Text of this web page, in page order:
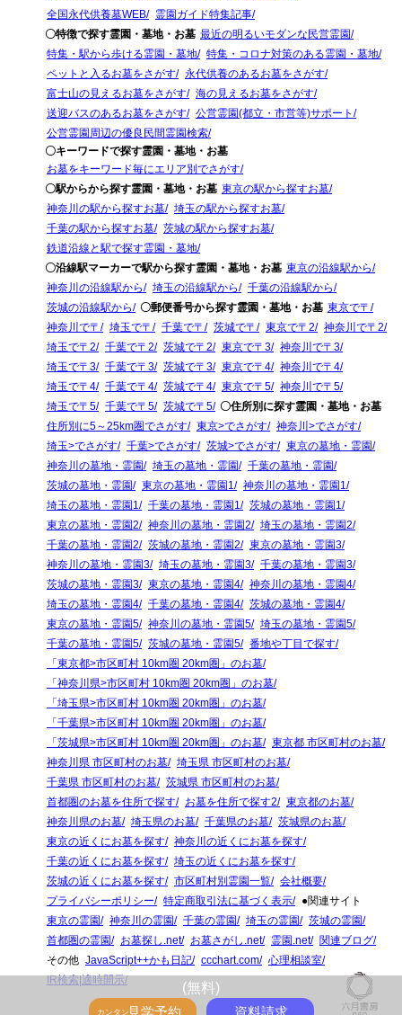
(無料)
全国永代供養墓WEB
霊園ガイド特集記事
〇特徴で探す霊園・墓地・お墓 最近の明るいモダンな民営霊園
特集・駅から歩ける霊園・墓地
特集・コロナ対策のある霊園・墓地
ペットと入るお墓をさがす
永代供養のあるお墓をさがす
富士山の見えるお墓をさがす
海の見えるお墓をさがす
送迎バスのあるお墓をさがす
公営霊園(都立・市営等)サポート
公営霊園周辺の優良民間霊園検索
〇キーワードで探す霊園・墓地・お墓
お墓をキーワード毎にエリア別でさがす
〇駅からから探す霊園・墓地・お墓 東京の駅から探すお墓
神奈川の駅から探すお墓
埼玉の駅から探すお墓
千葉の駅から探すお墓
茨城の駅から探すお墓
鉄道沿線と駅で探す霊園・墓地
〇沿線駅マーカーで駅から探す霊園・墓地・お墓 東京の沿線駅から
神奈川の沿線駅から
埼玉の沿線駅から
千葉の沿線駅から
茨城の沿線駅から
〇郵便番号から探す霊園・墓地・お墓 東京で〒
神奈川で〒
埼玉で〒 千葉で〒 茨城で〒 東京で〒2
神奈川で〒2
埼玉で〒2
千葉で〒2 茨城で〒2 東京で〒3
神奈川で〒3
埼玉で〒3
千葉で〒3 茨城で〒3 東京で〒4
神奈川で〒4
埼玉で〒4
千葉で〒4 茨城で〒4 東京で〒5
神奈川で〒5
埼玉で〒5
千葉で〒5 茨城で〒5
〇住所別に探す霊園・墓地・お墓
住所別に5～25km圏でさがす
東京>でさがす
神奈川>でさがす
埼玉>でさがす
千葉>でさがす 茨城>でさがす
東京の墓地・霊園
神奈川の墓地・霊園
埼玉の墓地・霊園
千葉の墓地・霊園
茨城の墓地・霊園
東京の墓地・霊園1
神奈川の墓地・霊園1
埼玉の墓地・霊園1
千葉の墓地・霊園1
茨城の墓地・霊園1
東京の墓地・霊園2
神奈川の墓地・霊園2
埼玉の墓地・霊園2
千葉の墓地・霊園2
茨城の墓地・霊園2
東京の墓地・霊園3
神奈川の墓地・霊園3
埼玉の墓地・霊園3
千葉の墓地・霊園3
茨城の墓地・霊園3
東京の墓地・霊園4
神奈川の墓地・霊園4
埼玉の墓地・霊園4
千葉の墓地・霊園4
茨城の墓地・霊園4
東京の墓地・霊園5
神奈川の墓地・霊園5
埼玉の墓地・霊園5
千葉の墓地・霊園5
茨城の墓地・霊園5
番地や丁目で探す
「東京都>市区町村 10km圏 20km圏」のお墓
「神奈川県>市区町村 10km圏 20km圏」のお墓
「埼玉県>市区町村 10km圏 20km圏」のお墓
「千葉県>市区町村 10km圏 20km圏」のお墓
「茨城県>市区町村 10km圏 20km圏」のお墓
東京都 市区町村のお墓
神奈川県 市区町村のお墓
埼玉県 市区町村のお墓
千葉県 市区町村のお墓
茨城県 市区町村のお墓
首都圏のお墓を住所で探す
お墓を住所で探す2
東京都のお墓
神奈川県のお墓
埼玉県のお墓 千葉県のお墓
茨城県のお墓
東京の近くにお墓を探す
神奈川の近くにお墓を探す
千葉の近くにお墓を探す
埼玉の近くにお墓を探す
茨城の近くにお墓を探す
市区町村別霊園一覧
会社概要
プライバシーポリシー
特定商取引法に基づく表示
●関連サイト
東京の霊園
神奈川の霊園 千葉の霊園 埼玉の霊園
茨城の霊園
首都圏の霊園
お墓探し.net お墓さがし.net 霊園.net
関連ブログ
その他 JavaScript++かも日記 ccchart.com
心理相談室
IR検索|適時開示